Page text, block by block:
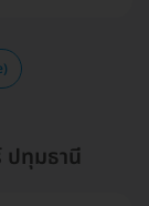
ปทุมธานี